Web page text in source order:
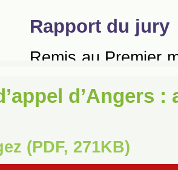
d’Angers :
(PDF, 271KB)